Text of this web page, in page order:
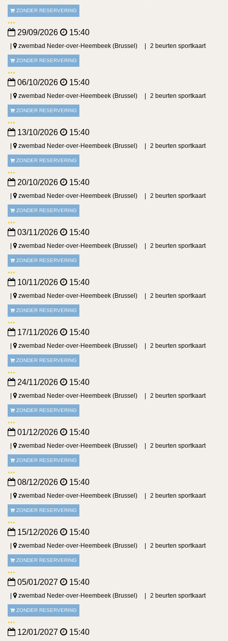
ZONDER RESERVERING
29/09/2026 15:40
zwembad Neder-over-Heembeek (Brussel) 2 beurten sportkaart
ZONDER RESERVERING
06/10/2026 15:40
zwembad Neder-over-Heembeek (Brussel) 2 beurten sportkaart
ZONDER RESERVERING
13/10/2026 15:40
zwembad Neder-over-Heembeek (Brussel) 2 beurten sportkaart
ZONDER RESERVERING
20/10/2026 15:40
zwembad Neder-over-Heembeek (Brussel) 2 beurten sportkaart
ZONDER RESERVERING
03/11/2026 15:40
zwembad Neder-over-Heembeek (Brussel) 2 beurten sportkaart
ZONDER RESERVERING
10/11/2026 15:40
zwembad Neder-over-Heembeek (Brussel) 2 beurten sportkaart
ZONDER RESERVERING
17/11/2026 15:40
zwembad Neder-over-Heembeek (Brussel) 2 beurten sportkaart
ZONDER RESERVERING
24/11/2026 15:40
zwembad Neder-over-Heembeek (Brussel) 2 beurten sportkaart
ZONDER RESERVERING
01/12/2026 15:40
zwembad Neder-over-Heembeek (Brussel) 2 beurten sportkaart
ZONDER RESERVERING
08/12/2026 15:40
zwembad Neder-over-Heembeek (Brussel) 2 beurten sportkaart
ZONDER RESERVERING
15/12/2026 15:40
zwembad Neder-over-Heembeek (Brussel) 2 beurten sportkaart
ZONDER RESERVERING
05/01/2027 15:40
zwembad Neder-over-Heembeek (Brussel) 2 beurten sportkaart
ZONDER RESERVERING
12/01/2027 15:40